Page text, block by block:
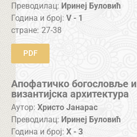
Преводилац: Иринеј Буловић
Година и број:V - 1
стране: 27-38
PDF
Апофатичко богословље и
византијска архитектура
Аутор: Христо Јанарас
Преводилац: Иринеј Буловић
Година и број:X - 3